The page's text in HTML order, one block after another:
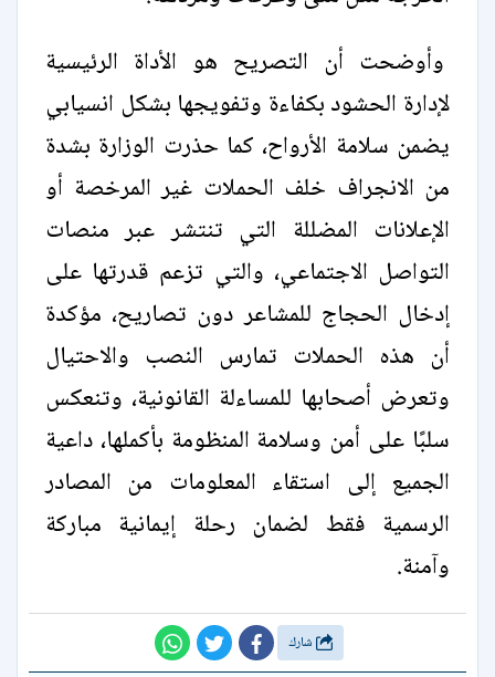
وأوضحت أن التصريح هو الأداة الرئيسية
لإدارة الحشود بكفاءة وتفويجها بشكل انسيابي
يضمن سلامة الأرواح، كما حذرت الوزارة بشدة
من الانجراف خلف الحملات غير المرخصة أو
الإعلانات المضللة التي تنتشر عبر منصات
التواصل الاجتماعي، والتي تزعم قدرتها على
إدخال الحجاج للمشاعر دون تصاريح، مؤكدة
أن هذه الحملات تمارس النصب والاحتيال
وتعرض أصحابها للمساءلة القانونية، وتنعكس
سلبًا على أمن وسلامة المنظومة بأكملها، داعية
الجميع إلى استقاء المعلومات من المصادر
الرسمية فقط لضمان رحلة إيمانية مباركة
وآمنة.